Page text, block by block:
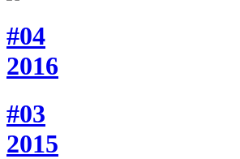
#04
2016
#03
2015